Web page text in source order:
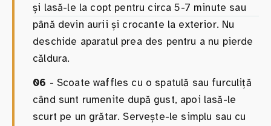
și lasă-le la copt pentru circa 5-7 minute sau
până devin aurii și crocante la exterior. Nu
deschide aparatul prea des pentru a nu pierde
căldura.
06 - Scoate waffles cu o spatulă sau furculiță
când sunt rumenite după gust, apoi lasă-le
scurt pe un grătar. Servește-le simplu sau cu